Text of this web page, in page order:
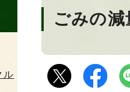
ごみの減
ル